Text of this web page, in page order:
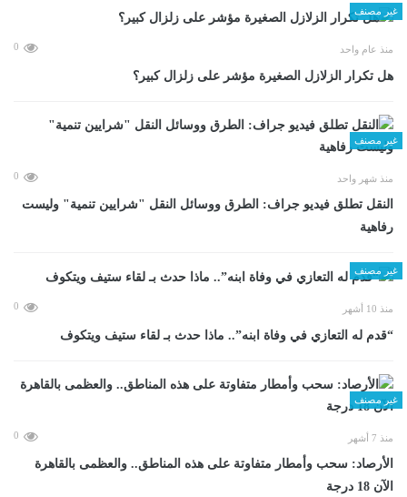
غير مصنف
منذ عام واحد 0
هل تكرار الزلازل الصغيرة مؤشر على زلزال كبير؟
غير مصنف
منذ شهر واحد 0
​النقل تطلق فيديو جراف: الطرق ووسائل النقل "شرايين تنمية" وليست
رفاهية
غير مصنف
منذ 10 أشهر 0
“قدم له التعازي في وفاة ابنه”.. ماذا حدث بـ لقاء ستيف ويتكوف
غير مصنف
منذ 7 أشهر 0
الأرصاد: سحب وأمطار متفاوتة على هذه المناطق.. والعظمى بالقاهرة
الآن 18 درجة